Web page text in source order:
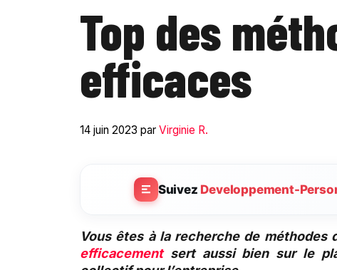
Top des
efficaces
14 juin 2023 par Virginie R.
Suivez Developpement-
Vous êtes à la recherche de méthodes
efficacementsert aussi bien sur le